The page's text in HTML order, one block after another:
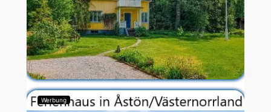
Werbung